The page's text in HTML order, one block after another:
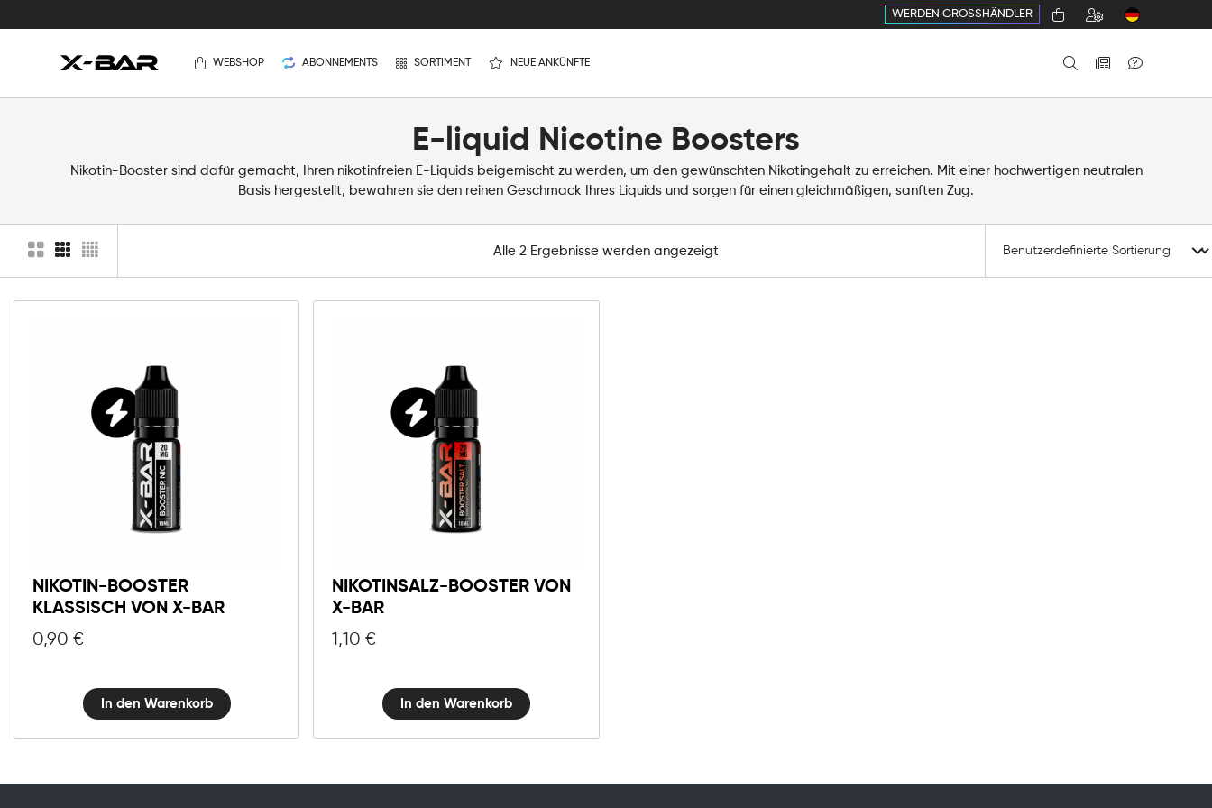
WERDEN GROSSHÄNDLER
WEBSHOP ABONNEMENTS SORTIMENT NEUE ANKÜNFTE
E-liquid Nicotine Boosters
Nikotin-Booster sind dafür gemacht, Ihren nikotinfreien E-Liquids beigemischt zu werden, um den gewünschten Nikotingehalt zu erreichen. Mit einer hochwertigen neutralen
Basis hergestellt, bewahren sie den reinen Geschmack Ihres Liquids und sorgen für einen gleichmäßigen, sanften Zug.
Alle 2 Ergebnisse werden angezeigt
NIKOTIN-BOOSTER
KLASSISCH VON X-BAR
0,90 €
Nikotin-
Booster
X-
Bar
In den Warenkorb
NIKOTINSALZ-BOOSTER VON
X-BAR
1,10€
Nikotinsalz-
Booster
Bar
In den Warenkorb